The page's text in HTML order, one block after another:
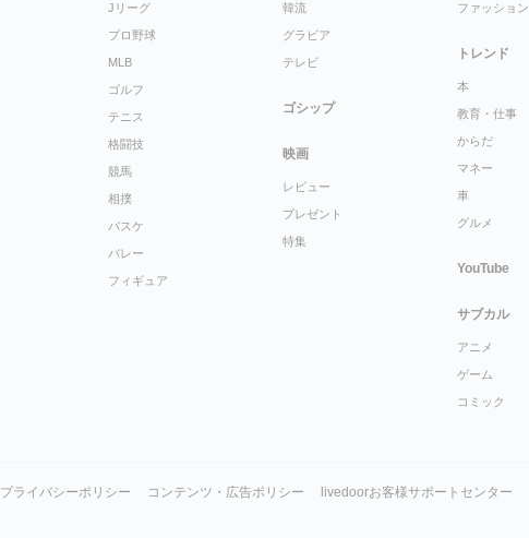
Jリーグ
プロ野球
MLB
ゴルフ
テニス
格闘技
競馬
相撲
バスケ
バレー
フィギュア
韓流
グラビア
テレビ
ゴシップ
映画
レビュー
プレゼント
特集
ファッション
トレンド
本
教育・仕事
からだ
マネー
車
グルメ
YouTube
サブカル
アニメ
ゲーム
コミック
プライバシーポリシー コンテンツ・広告ポリシー livedoorお客様サポートセンター